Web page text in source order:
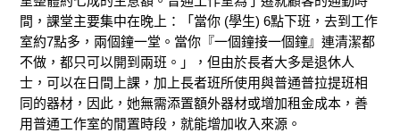
間，課堂主要集中在晚上：「當你 (學生) 6點下班 ，去到工作
室約7點多 ，兩個鐘一堂 。當你 『一個鐘接一個鐘』連清潔都
不做，都只可以開到兩班。」， 但由於長者大多是退休人
士，可以在日間上課 ，加上長者班所使用與普通普拉提班相
同的器材，因此，她無需添置額外器材或增加租金成本，善
用普通工作室的閒置時段，就能增加收入來源。